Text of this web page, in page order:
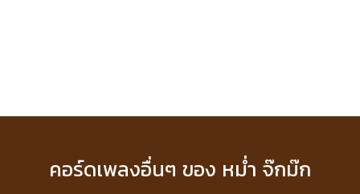
คอร์ดเพลงอื่นๆ ของ หม่ำ จ๊กม๊ก